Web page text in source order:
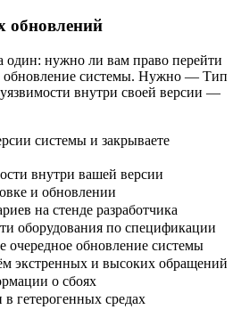
обновлений
один: нужно ли вам право перейти
обновление системы. Нужно — Тип
уязвимости внутри своей версии —
системы и закрываете
внутри вашей версии
и обновлении
на стенде разработчика
оборудования по спецификации
очередное обновление системы
экстренных и высоких обращений
о сбоях
гетерогенных средах